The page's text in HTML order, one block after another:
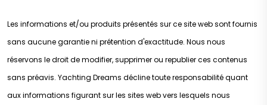
Les informations et/ou produits présentés sur ce site web sont fournis
sans aucune garantie ni prétention d'exactitude. Nous nous
réservons le droit de modifier, supprimer ou republier ces contenus
sans préavis. Yachting Dreams décline toute responsabilité quant
aux informations figurant sur les sites web vers lesquels nous